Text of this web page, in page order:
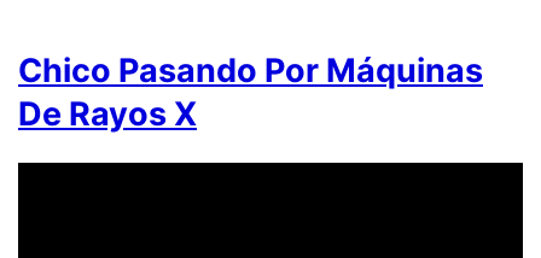
Chico Pasando Por Máquinas
De Rayos X